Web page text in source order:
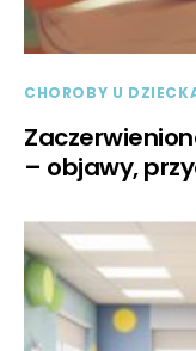
CHOROBY U
– objawy,